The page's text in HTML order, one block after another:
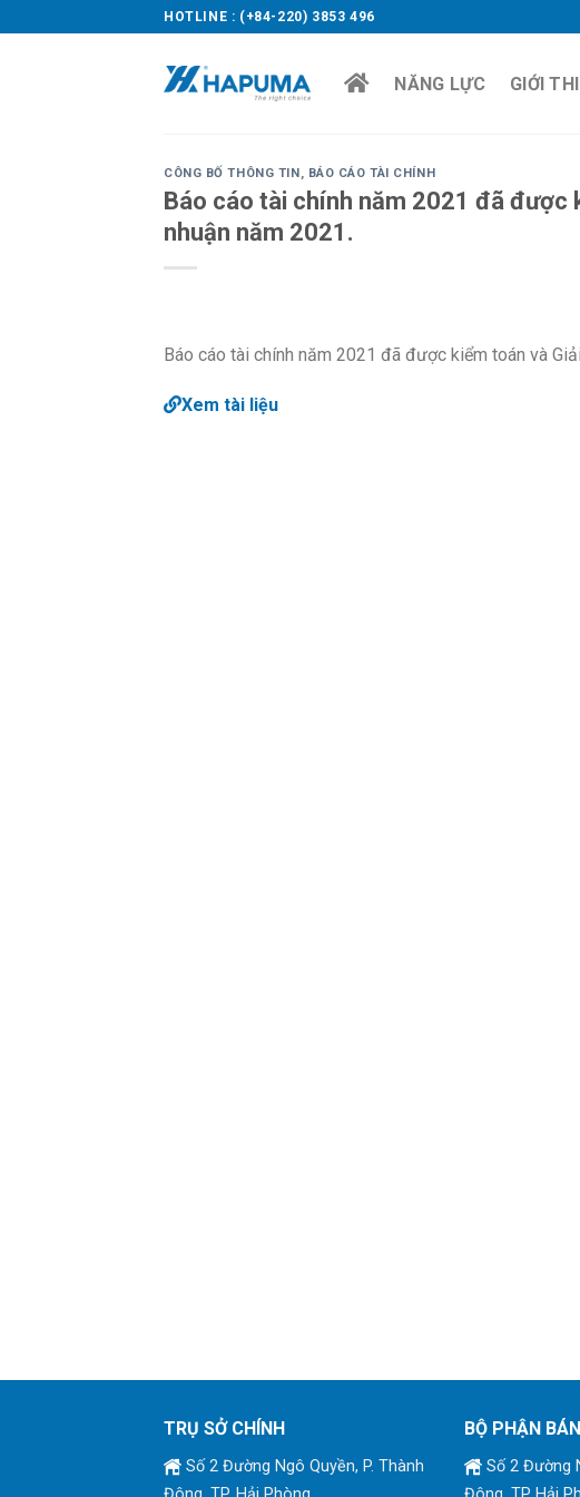
to
HOTLINE : (+84-220) 3853 496
NĂNG LỰC GIỚI
CÔNG BỐ THÔNG TIN, BÁO CÁO TÀI CHÍNH
Báo cáo tài chính năm 2021 đã được
nhuận năm 2021.
Báo cáo tài chính năm 2021 đã được kiểm toán và
Xem tài liệu
TRỤ SỞ CHÍNH
Số 2 Đường Ngô Quyền, P. Thành
BỘ PHẬN
Số 2 Đường